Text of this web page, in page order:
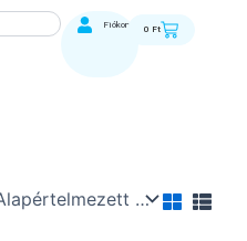
Fiókom 0 FtKosár